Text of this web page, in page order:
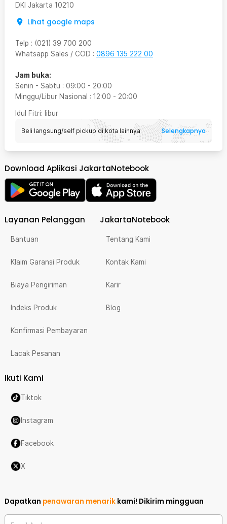
DKI Jakarta 10210
Lihat google maps
Telp : (021) 39 700 200
Whatsapp Sales / COD : 0896 135 222 00
Jam buka:
Senin - Sabtu : 09:00 - 20:00
Minggu/Libur Nasional : 12:00 - 20:00
Idul Fitri: libur
Beli langsung/self pickup di kota lainnya Selengkapnya
Download Aplikasi JakartaNotebook
Layanan Pelanggan
Bantuan
Klaim Garansi Produk
Biaya Pengiriman
Indeks Produk
Konfirmasi Pembayaran
Lacak Pesanan
JakartaNotebook
Tentang Kami
Kontak Kami
Karir
Blog
Ikuti Kami
Tiktok
Instagram
Facebook
X
Dapatkan penawaran menarik kami! Dikirim mingguan